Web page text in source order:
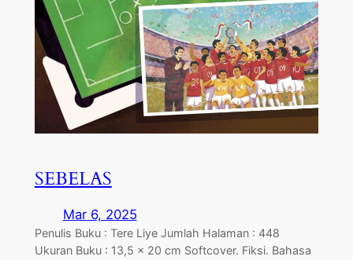
SEBELAS
Mar 6, 2025
Penulis Buku : Tere Liye Jumlah Halaman : 448
Ukuran Buku : 13,5 x 20 cm Softcover. Fiksi. Bahasa